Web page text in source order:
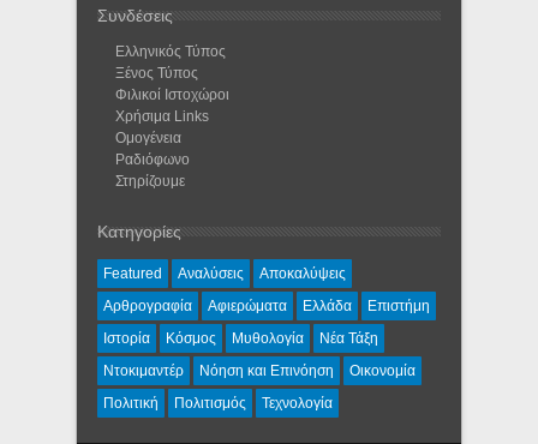
Συνδέσεις
Ελληνικός Τύπος
Ξένος Τύπος
Φιλικοί Ιστοχώροι
Χρήσιμα Links
Ομογένεια
Ραδιόφωνο
Στηρίζουμε
Κατηγορίες
Featured Αναλύσεις
Αποκαλύψεις
Αρθρογραφία
Αφιερώματα Ελλάδα
Επιστήμη
Ιστορία
Κόσμος Μυθολογία
Νέα Τάξη
Ντοκιμαντέρ
Νόηση και Επινόηση
Οικονομία
Πολιτική
Πολιτισμός Τεχνολογία